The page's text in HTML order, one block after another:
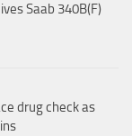
Saab 340B(F)
drug check as